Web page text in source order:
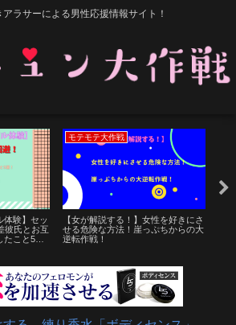
ラサーによる男性応援情報サイト！
体験】セッ
彼氏とお互
たこと5
モテモテ大作戦
【女が解説する！】女性を好きにさ
せる危険な方法！崖っぷちからの大
逆転作戦！